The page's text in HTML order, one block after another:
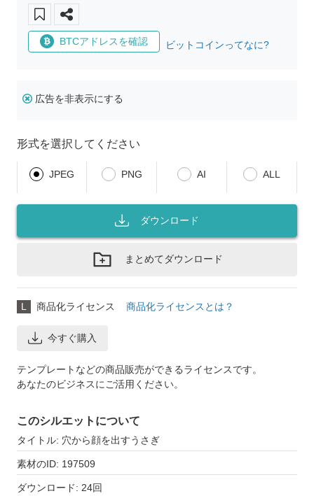
BTCアドレスを確認 ビットコインってなに?
広告を非表示にする
形式を選択してください
JPEG PNG AI ALL
ダウンロード
まとめてダウンロード
L 商品化ライセンス 商品化ライセンスとは？
今すぐ購入
テンプレートなどの商品販売ができるライセンスです。
あなたのビジネスにご活用ください。
このシルエットについて
タイトル: 穴から顔を出すうさぎ
素材のID: 197509
ダウンロード: 24回